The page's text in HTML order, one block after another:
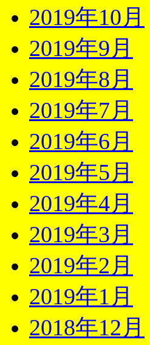
2019年10月
2019年9月
2019年8月
2019年7月
2019年6月
2019年5月
2019年4月
2019年3月
2019年2月
2019年1月
2018年12月